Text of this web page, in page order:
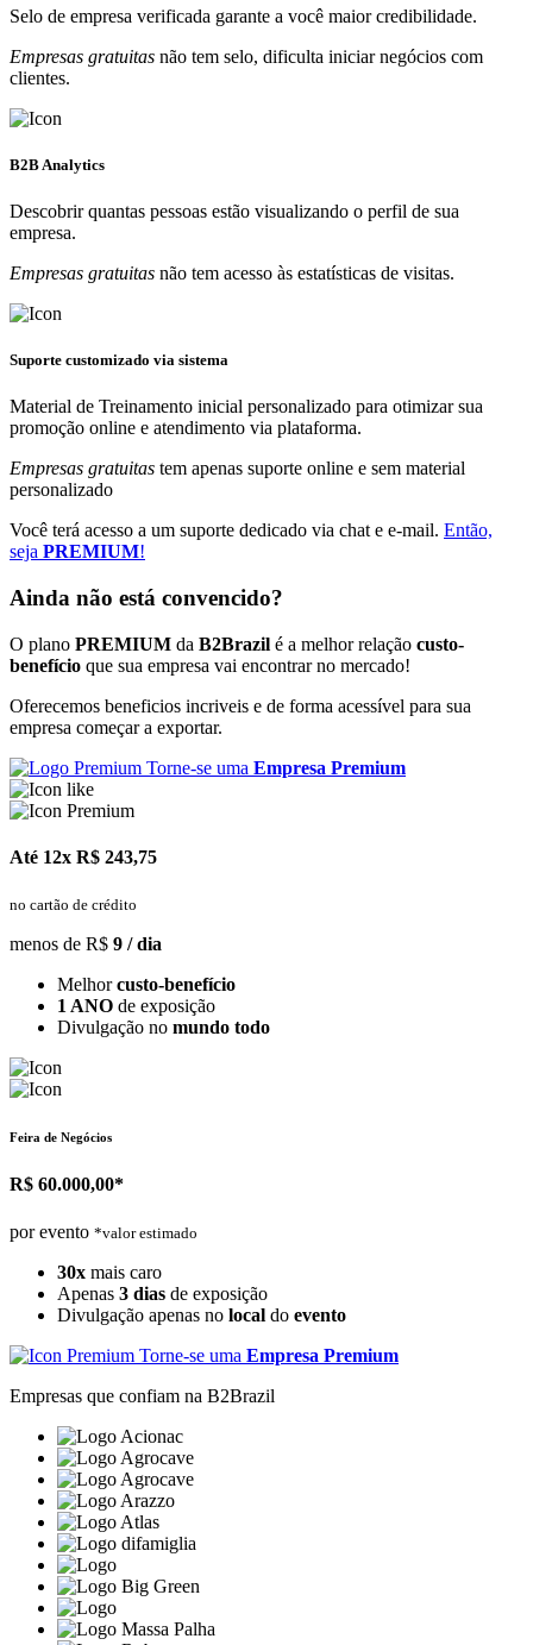
Selo de empresa verificada garante a você maior credibilidade.
Empresas gratuitas não tem selo, dificulta iniciar negócios com
clientes.
B2B Analytics
Descobrir quantas pessoas estão visualizando o perfil de sua
empresa.
Empresas gratuitas não tem acesso às estatísticas de visitas.
Suporte customizado via sistema
Material de Treinamento inicial personalizado para otimizar sua
promoção online e atendimento via plataforma.
Empresas gratuitas tem apenas suporte online e sem material
personalizado
Você terá acesso a um suporte dedicado via chat e e-mail. Então,
seja PREMIUM!
Ainda não está convencido?
O plano PREMIUM da B2Brazil é a melhor relação custo-
benefício que sua empresa vai encontrar no mercado!
Oferecemos beneficios incriveis e de forma acessível para sua
empresa começar a exportar.
Torne-se uma Empresa Premium
Até 12x R$ 243,75
no cartão de crédito
menos de R$ 9 / dia
Melhorcusto-benefício
1 ANO de exposição
Divulgação no mundo todo
Feira de Negócios
R$ 60.000,00*
por evento *valor estimado
30x mais caro
Apenas 3 dias de exposição
Divulgação apenas no local do evento
Torne-se uma Empresa Premium
Empresas que confiam na B2Brazil